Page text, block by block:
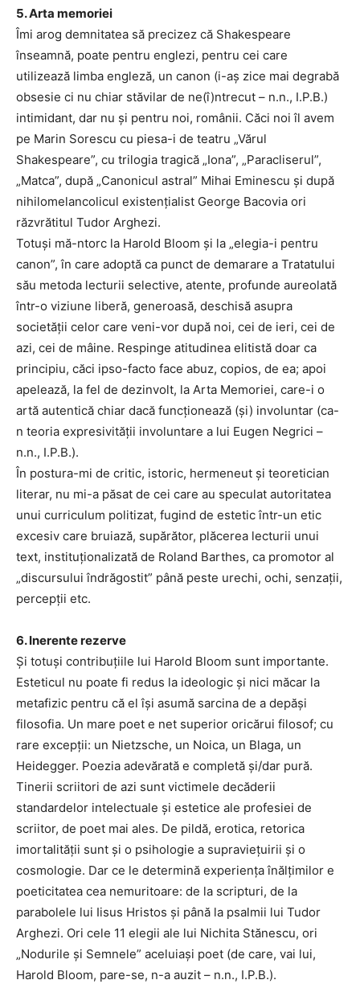
5. Arta memoriei
Îmi arog demnitatea să precizez că Shakespeare
înseamnă, poate pentru englezi, pentru cei care
utilizează limba engleză, un canon (i-aș zice mai degrabă
obsesie ci nu chiar stăvilar de ne(î)ntrecut – n.n., I.P.B.)
intimidant, dar nu și pentru noi, românii. Căci noi îl avem
pe Marin Sorescu cu piesa-i de teatru „Vărul
Shakespeare”, cu trilogia tragică „Iona”, „Paracliserul”,
„Matca”, după „Canonicul astral” Mihai Eminescu și după
nihilomelancolicul existențialist George Bacovia ori
răzvrătitul Tudor Arghezi.
Totuși mă-ntorc la Harold Bloom și la „elegia-i pentru
canon”, în care adoptă ca punct de demarare a Tratatului
său metoda lecturii selective, atente, profunde aureolată
într-o viziune liberă, generoasă, deschisă asupra
societății celor care veni-vor după noi, cei de ieri, cei de
azi, cei de mâine. Respinge atitudinea elitistă doar ca
principiu, căci ipso-facto face abuz, copios, de ea; apoi
apelează, la fel de dezinvolt, la Arta Memoriei, care-i o
artă autentică chiar dacă funcționează (și) involuntar (ca-
n teoria expresivității involuntare a lui Eugen Negrici –
n.n., I.P.B.).
În postura-mi de critic, istoric, hermeneut și teoretician
literar, nu mi-a păsat de cei care au speculat autoritatea
unui curriculum politizat, fugind de estetic într-un etic
excesiv care bruiază, supărător, plăcerea lecturii unui
text, instituționalizată de Roland Barthes, ca promotor al
„discursului îndrăgostit” până peste urechi, ochi, senzații,
percepții etc.
6. Inerente rezerve
Și totuși contribuțiile lui Harold Bloom sunt importante.
Esteticul nu poate fi redus la ideologic și nici măcar la
metafizic pentru că el își asumă sarcina de a depăși
filosofia. Un mare poet e net superior oricărui filosof; cu
rare excepții: un Nietzsche, un Noica, un Blaga, un
Heidegger. Poezia adevărată e completă și/dar pură.
Tinerii scriitori de azi sunt victimele decăderii
standardelor intelectuale și estetice ale profesiei de
scriitor, de poet mai ales. De pildă, erotica, retorica
imortalității sunt și o psihologie a supraviețuirii și o
cosmologie. Dar ce le determină experiența înălțimilor e
poeticitatea cea nemuritoare: de la scripturi, de la
parabolele lui Iisus Hristos și până la psalmii lui Tudor
Arghezi. Ori cele 11 elegii ale lui Nichita Stănescu, ori
„Nodurile și Semnele” aceluiași poet (de care, vai lui,
Harold Bloom, pare-se, n-a auzit – n.n., I.P.B.).